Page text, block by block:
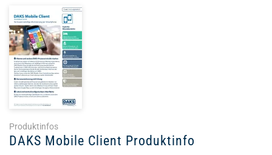
Produktinfos
DAKS Mobile Client Produktinfo